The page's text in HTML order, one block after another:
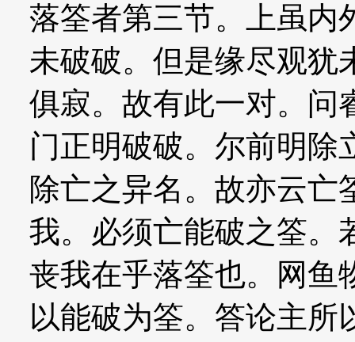
落筌者第三节。上虽内
未破破。但是缘尽观犹
俱寂。故有此一对。问
门正明破破。尔前明除
除亡之异名。故亦云亡
我。必须亡能破之筌。
丧我在乎落筌也。网鱼
以能破为筌。答论主所